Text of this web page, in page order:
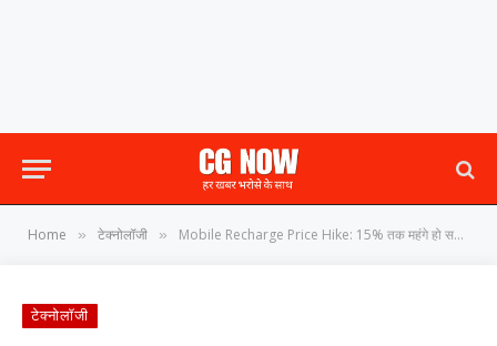
Home » टेक्नोलॉजी » Mobile Recharge Price Hike: 15% तक महंगे हो सकते हैं Jio, Airtel और Vi के रिचार्ज प्लान, जानें कब बढ़ सकती हैं कीमतें
टेक्नोलॉजी